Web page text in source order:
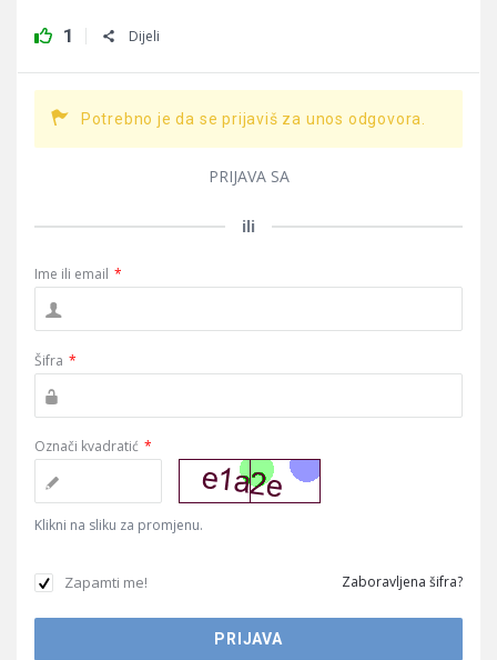
1 Dijeli
Potrebno je da se prijaviš za unos odgovora.
PRIJAVA SA
ili
Ime ili email *
Šifra *
Označi kvadratić *
Klikni na sliku za promjenu.
Zapamti me! Zaboravljena šifra?